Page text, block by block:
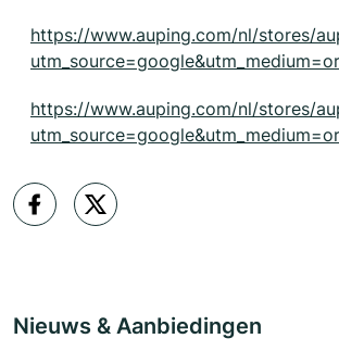
https://www.auping.com/nl/stores/
https://www.auping.com/nl/stores/
Nieuws & Aanbiedingen